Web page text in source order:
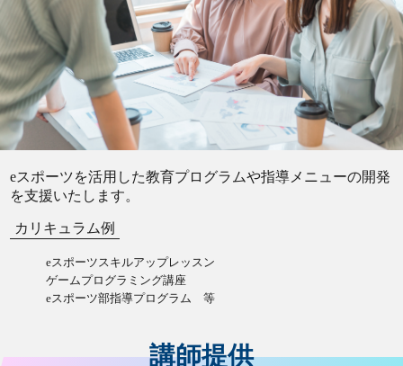
eスポーツを活用した教育プログラムや指導メニューの開発
を支援いたします。
カリキュラム例
eスポーツスキルアップレッスン
ゲームプログラミング講座
eスポーツ部指導プログラム 等
講師提供